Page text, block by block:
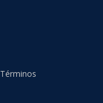
Términos